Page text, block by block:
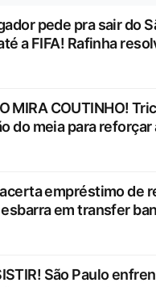
pede pra sair do
a FIFA! Rafinha
MIRA COUTINHO!
do meia para reforçar
empréstimo de
em transfer ban
São Paulo